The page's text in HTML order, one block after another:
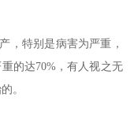
，特别是病害为严重，
的达70%，有人视之无
。